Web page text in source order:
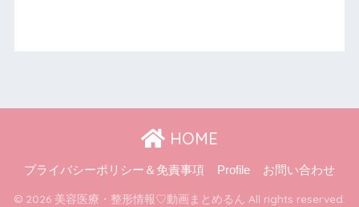
HOME
プライバシーポリシー＆免責事項 Profile お問い合わせ
© 2026 美容医療・整形情報♡動画まとめるん All rights reserved.